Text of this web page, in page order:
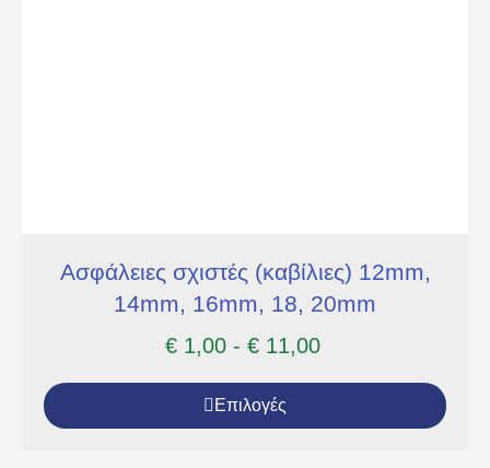
Ασφάλειες σχιστές (καβίλιες) 12mm,
14mm, 16mm, 18, 20mm
€ 1,00 - € 11,00
Επιλογές